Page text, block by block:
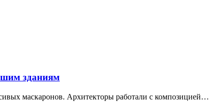
зданиям
маскаронов. Архитекторы работали с композицией…